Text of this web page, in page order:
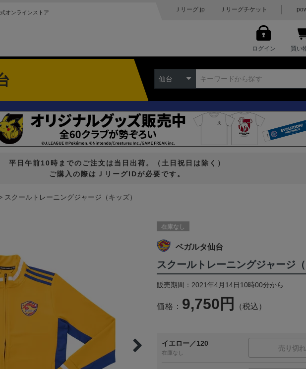
オンラインストア Ｊリーグ.jp Ｊリーグチケット
ログイン 買い
仙台
平日午前10時までのご注文は当日出荷。（土日祝日は除く）
ご購入の際はＪリーグIDが必要です。
スクールトレーニングジャージ（キッズ）
在庫なし
ベガルタ仙台
スクールトレーニングジャージ（
販売期間：2021年4月14日10時00分から
価格： 9,750円 （税込）
イエロー／120
在庫なし
売り切れ